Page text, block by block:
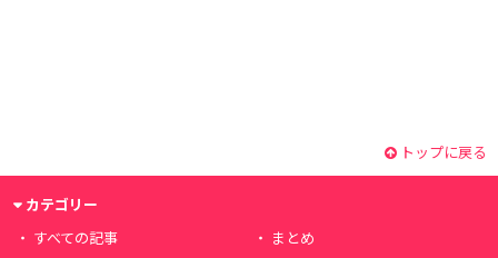
トップに戻る
カテゴリー
すべての記事
まとめ